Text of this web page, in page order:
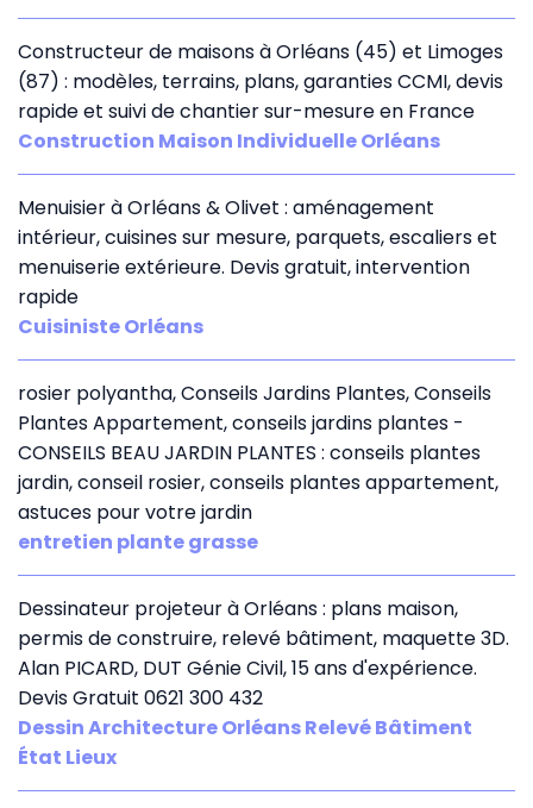
Constructeur de maisons à Orléans (45) et Limoges
(87) : modèles, terrains, plans, garanties CCMI, devis
rapide et suivi de chantier sur-mesure en France
Construction Maison Individuelle Orléans
Menuisier à Orléans & Olivet : aménagement
intérieur, cuisines sur mesure, parquets, escaliers et
menuiserie extérieure. Devis gratuit, intervention
rapide
Cuisiniste Orléans
rosier polyantha, Conseils Jardins Plantes, Conseils
Plantes Appartement, conseils jardins plantes -
CONSEILS BEAU JARDIN PLANTES : conseils plantes
jardin, conseil rosier, conseils plantes appartement,
astuces pour votre jardin
entretien plante grasse
Dessinateur projeteur à Orléans : plans maison,
permis de construire, relevé bâtiment, maquette 3D.
Alan PICARD, DUT Génie Civil, 15 ans d'expérience.
Devis Gratuit 0621 300 432
Dessin Architecture Orléans Relevé Bâtiment
État Lieux